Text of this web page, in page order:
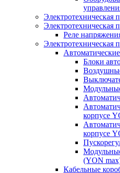
Электротехническая
Электротехническая
Реле
Электротехническая
Блоки
корпусе
корпусе
(YON
Кабельные